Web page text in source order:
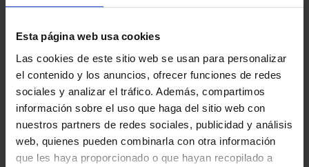
Esta página web usa cookies
Las cookies de este sitio web se usan para personalizar
el contenido y los anuncios, ofrecer funciones de redes
sociales y analizar el tráfico. Además, compartimos
información sobre el uso que haga del sitio web con
nuestros partners de redes sociales, publicidad y análisis
web, quienes pueden combinarla con otra información
que les haya proporcionado o que hayan recopilado a
1 Productos encontrados